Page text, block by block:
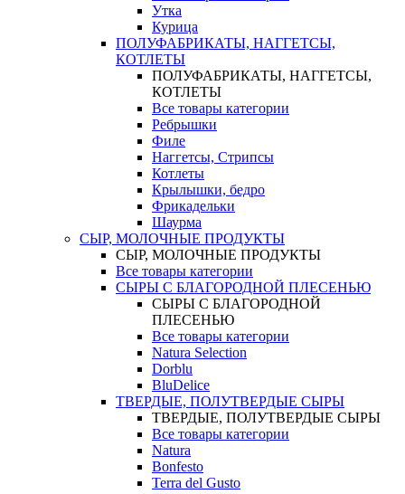
Утка
Курица
ПОЛУФАБРИКАТЫ, НАГГЕТСЫ,
КОТЛЕТЫ
ПОЛУФАБРИКАТЫ, НАГГЕТСЫ,
КОТЛЕТЫ
Все товары категории
Ребрышки
Филе
Наггетсы, Стрипсы
Котлеты
Крылышки, бедро
Фрикадельки
Шаурма
СЫР, МОЛОЧНЫЕ ПРОДУКТЫ
СЫР, МОЛОЧНЫЕ ПРОДУКТЫ
Все товары категории
СЫРЫ С БЛАГОРОДНОЙ ПЛЕСЕНЬЮ
СЫРЫ С БЛАГОРОДНОЙ
ПЛЕСЕНЬЮ
Все товары категории
Natura Selection
Dorblu
BluDelice
ТВЕРДЫЕ, ПОЛУТВЕРДЫЕ СЫРЫ
ТВЕРДЫЕ, ПОЛУТВЕРДЫЕ СЫРЫ
Все товары категории
Natura
Bonfesto
Terra del Gusto